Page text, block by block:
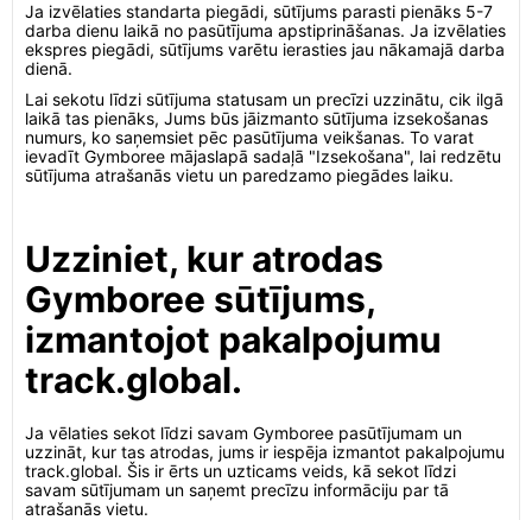
Ja izvēlaties standarta piegādi, sūtījums parasti pienāks 5-7
darba dienu laikā no pasūtījuma apstiprināšanas. Ja izvēlaties
ekspres piegādi, sūtījums varētu ierasties jau nākamajā darba
dienā.
Lai sekotu līdzi sūtījuma statusam un precīzi uzzinātu, cik ilgā
laikā tas pienāks, Jums būs jāizmanto sūtījuma izsekošanas
numurs, ko saņemsiet pēc pasūtījuma veikšanas. To varat
ievadīt Gymboree mājaslapā sadaļā "Izsekošana", lai redzētu
sūtījuma atrašanās vietu un paredzamo piegādes laiku.
Uzziniet, kur atrodas
Gymboree sūtījums,
izmantojot pakalpojumu
track.global.
Ja vēlaties sekot līdzi savam Gymboree pasūtījumam un
uzzināt, kur tas atrodas, jums ir iespēja izmantot pakalpojumu
track.global. Šis ir ērts un uzticams veids, kā sekot līdzi
savam sūtījumam un saņemt precīzu informāciju par tā
atrašanās vietu.